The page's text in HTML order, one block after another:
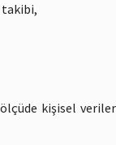
takibi,
kişisel